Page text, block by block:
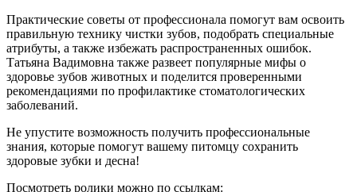
Практические советы от профессионала помогут вам освоить
правильную технику чистки зубов, подобрать специальные
атрибуты, а также избежать распространенных ошибок.
Татьяна Вадимовна также развеет популярные мифы о
здоровье зубов животных и поделится проверенными
рекомендациями по профилактике стоматологических
заболеваний.
Не упустите возможность получить профессиональные
знания, которые помогут вашему питомцу сохранить
здоровые зубки и десна!
Посмотреть ролики можно по ссылкам: